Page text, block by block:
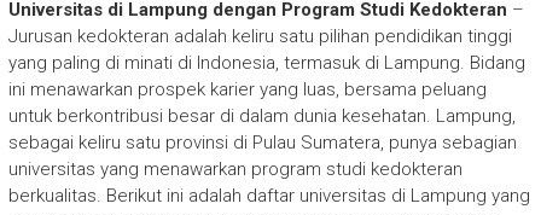
Universitas di Lampung dengan Program Studi Kedokteran –
Jurusan kedokteran adalah keliru satu pilihan pendidikan tinggi
yang paling di minati di Indonesia, termasuk di Lampung. Bidang
ini menawarkan prospek karier yang luas, bersama peluang
untuk berkontribusi besar di dalam dunia kesehatan. Lampung,
sebagai keliru satu provinsi di Pulau Sumatera, punya sebagian
universitas yang menawarkan program studi kedokteran
berkualitas. Berikut ini adalah daftar universitas di Lampung yang